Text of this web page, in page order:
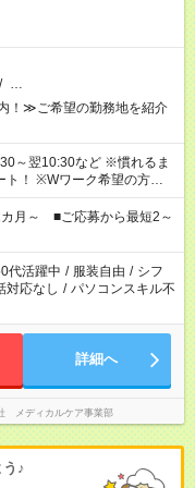
/ …
！≫ご希望の勤務地を紹介
～翌10:30など ※慣れるま
の方へ
と、もう1つのお仕事の勤務
は応募できません。
カ月～ ■ご応募から最短2～
代活躍中 / 服装自由 / シフ
対応なし / パソコンスキル不
詳細へ
メディカルケア事業部
♪